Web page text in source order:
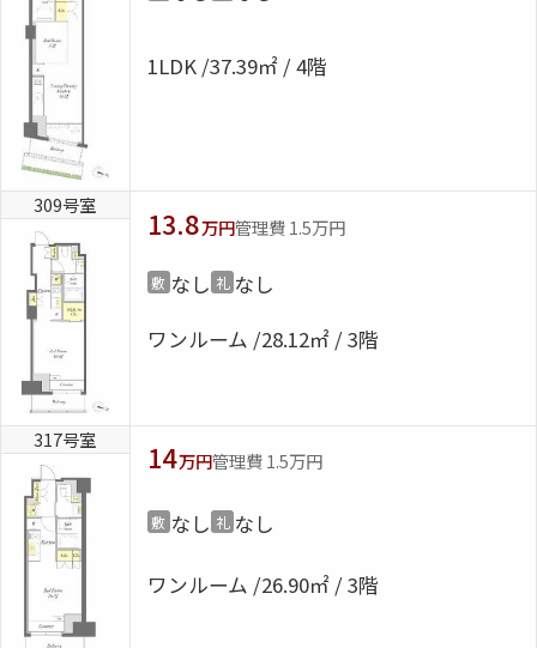
1LDK 37.39㎡ / 4階
309号室
13.8万円管理費 1.5万円
敷 なし 礼 なし
ワンルーム 28.12㎡ / 3階
317号室
14万円管理費 1.5万円
敷 なし 礼 なし
ワンルーム 26.90㎡ / 3階